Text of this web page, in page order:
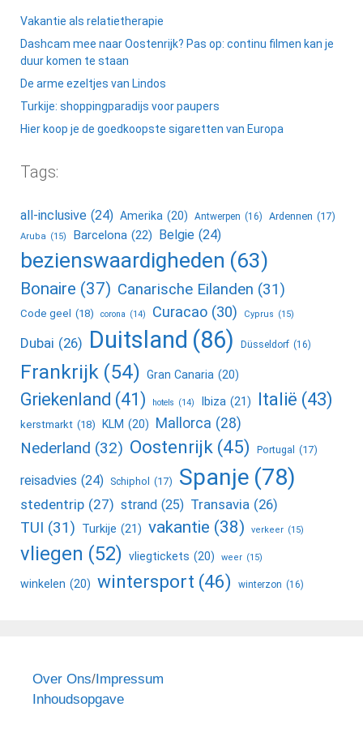
Vakantie als relatietherapie
Dashcam mee naar Oostenrijk? Pas op: continu filmen kan je
duur komen te staan
De arme ezeltjes van Lindos
Turkije: shoppingparadijs voor paupers
Hier koop je de goedkoopste sigaretten van Europa
Tags:
all-inclusive (24) Amerika (20) Antwerpen (16) Ardennen (17)
Aruba (15) Barcelona (22) Belgie (24)
bezienswaardigheden (63)
Bonaire (37) Canarische Eilanden (31)
Code geel (18) corona (14) Curacao (30) Cyprus (15)
Dubai (26) Duitsland (86) Düsseldorf (16)
Frankrijk (54) Gran Canaria (20)
Griekenland (41) hotels (14) Ibiza (21) Italië (43)
kerstmarkt (18) KLM (20) Mallorca (28)
Nederland (32) Oostenrijk (45) Portugal (17)
reisadvies (24) Schiphol (17) Spanje (78)
stedentrip (27) strand (25) Transavia (26)
TUI (31) Turkije (21) vakantie (38) verkeer (15)
vliegen (52) vliegtickets (20) weer (15)
winkelen (20) wintersport (46) winterzon (16)
Over Ons/Impressum
Inhoudsopgave